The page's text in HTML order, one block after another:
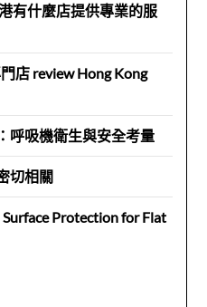
有什麼店提供專業的服
店 review Hong Kong
呼吸機衛生與安全考量
切相關
Protection for Flat